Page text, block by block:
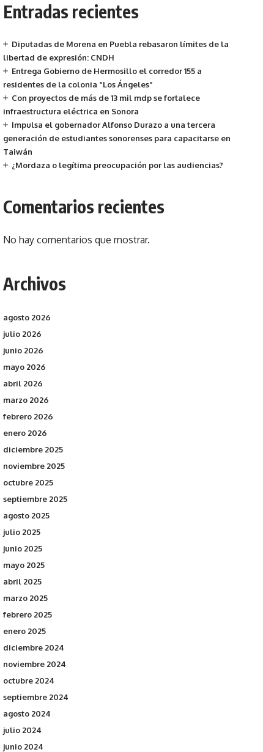
Entradas recientes
Diputadas de Morena en Puebla rebasaron límites de la
libertad de expresión: CNDH
Entrega Gobierno de Hermosillo el corredor 155 a
residentes de la colonia “Los Ángeles”
Con proyectos de más de 13 mil mdp se fortalece
infraestructura eléctrica en Sonora
Impulsa el gobernador Alfonso Durazo a una tercera
generación de estudiantes sonorenses para capacitarse en
Taiwán
¿Mordaza o legítima preocupación por las audiencias?
Comentarios recientes
No hay comentarios que mostrar.
Archivos
agosto 2026
julio 2026
junio 2026
mayo 2026
abril 2026
marzo 2026
febrero 2026
enero 2026
diciembre 2025
noviembre 2025
octubre 2025
septiembre 2025
agosto 2025
julio 2025
junio 2025
mayo 2025
abril 2025
marzo 2025
febrero 2025
enero 2025
diciembre 2024
noviembre 2024
octubre 2024
septiembre 2024
agosto 2024
julio 2024
junio 2024